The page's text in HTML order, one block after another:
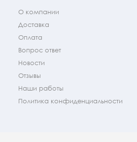
О компании
Доставка
Оплата
Вопрос ответ
Новости
Отзывы
Наши работы
Политика конфиденциальности